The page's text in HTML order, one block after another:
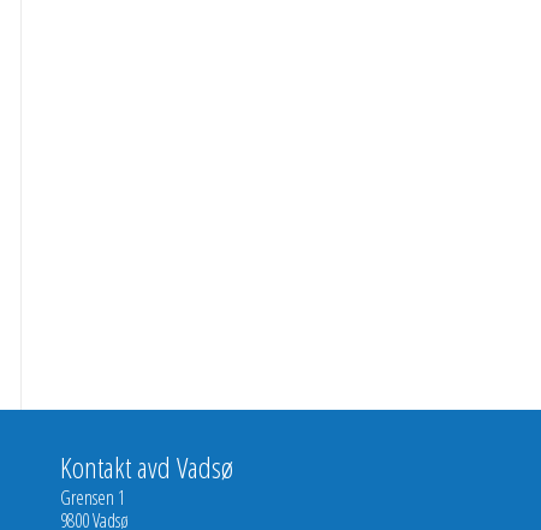
Kontakt avd Vadsø
Grensen 1
9800 Vadsø